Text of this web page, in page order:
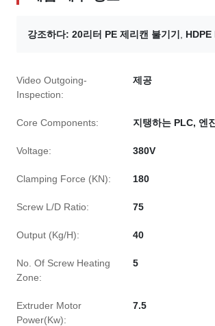
강조하다: 20리터 PE 제리캔 불기기 HDPE
Video Outgoing-
Inspection:
제공
Core Components: 지탱하는 PLC, 엔
Voltage: 380V
Clamping Force (KN): 180
Screw L/D Ratio: 75
Output (Kg/H): 40
No. Of Screw Heating
Zone:
5
Extruder Motor
Power(Kw):
7.5